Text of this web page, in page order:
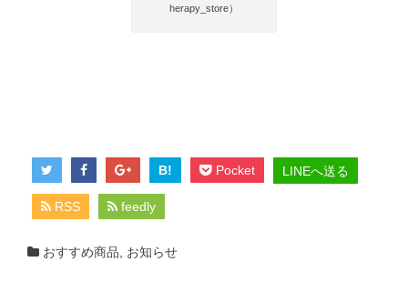
herapy_store）
B! Pocket LINEへ送る
RSS feedly
おすすめ商品 お知らせ